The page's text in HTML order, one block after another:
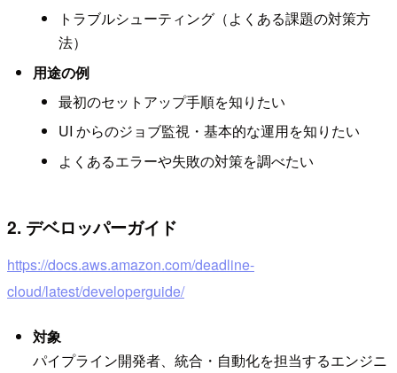
トラブルシューティング（よくある課題の対策方
法）
用途の例
最初のセットアップ手順を知りたい
UI からのジョブ監視・基本的な運用を知りたい
よくあるエラーや失敗の対策を調べたい
2. デベロッパーガイド
https://docs.aws.amazon.com/deadline-
cloud/latest/developerguide/
対象
パイプライン開発者、統合・自動化を担当するエンジニ